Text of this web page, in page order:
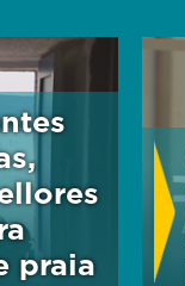
praia